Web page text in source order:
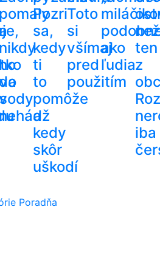
ho
Pozri
sa,
kedy
ti
to
pomôže
a
kedy
skôr
uškodí
Toto
si
všímaj
pred
použitím
ako
ľudia
než
ten
z
iba
Poradňa